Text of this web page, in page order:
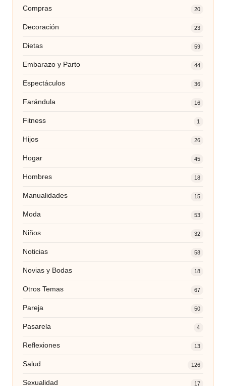
Compras 20
Decoración 23
Dietas 59
Embarazo y Parto 44
Espectáculos 36
Farándula 16
Fitness 1
Hijos 26
Hogar 45
Hombres 18
Manualidades 15
Moda 53
Niños 32
Noticias 58
Novias y Bodas 18
Otros Temas 67
Pareja 50
Pasarela 4
Reflexiones 13
Salud 126
Sexualidad 17